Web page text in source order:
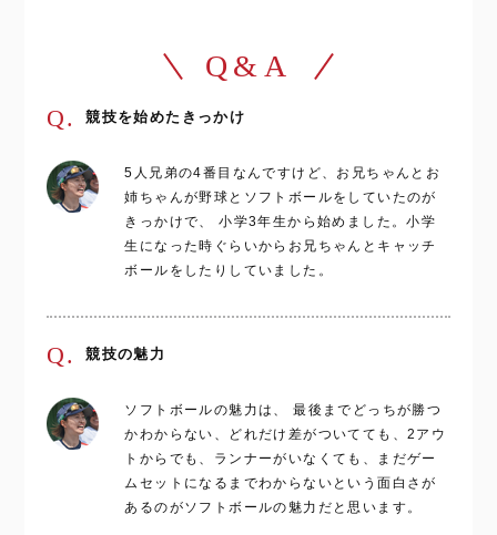
Q&A
Q. 競技を始めたきっかけ
5人兄弟の4番目なんですけど、お兄ちゃんとお
姉ちゃんが野球とソフトボールをしていたのが
きっかけで、 小学3年生から始めました。小学
生になった時ぐらいからお兄ちゃんとキャッチ
ボールをしたりしていました。
Q. 競技の魅力
ソフトボールの魅力は、 最後までどっちが勝つ
かわからない、どれだけ差がついてても、2アウ
トからでも、ランナーがいなくても、まだゲー
ムセットになるまでわからないという面白さが
あるのがソフトボールの魅力だと思います。